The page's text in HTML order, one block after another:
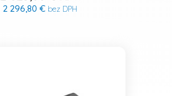
2 296,80 € bez DPH